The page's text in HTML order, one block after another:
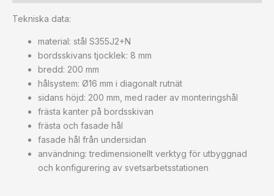
Tekniska data:
material: stål S355J2+N
bordsskivans tjocklek: 8 mm
bredd: 200 mm
hålsystem: Ø16 mm i diagonalt rutnät
sidans höjd: 200 mm, med rader av monteringshål
frästa kanter på bordsskivan
frästa och fasade hål
fasade hål från undersidan
användning: tredimensionellt verktyg för utbyggnad
och konfigurering av svetsarbetsstationen